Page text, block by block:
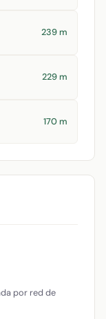
239 m
229 m
170 m
por red de